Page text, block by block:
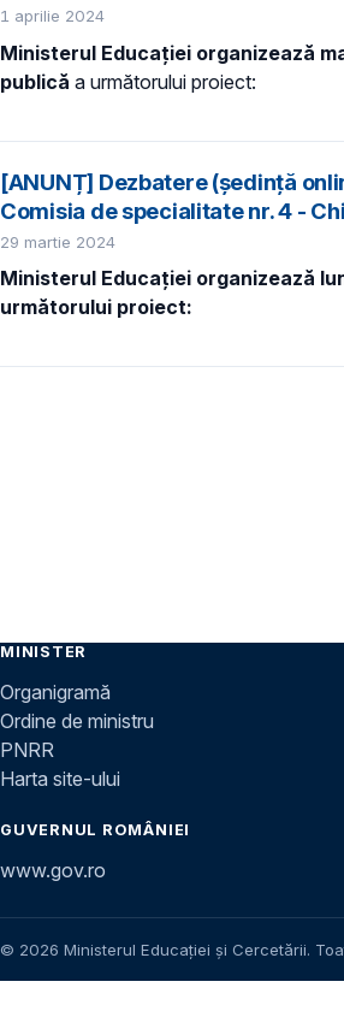
1 aprilie 2024
Ministerul Educației organizează
publică a următorului proiect:
[ANUNȚ] Dezbatere (ședință
Comisia de specialitate nr. 4 -
29 martie 2024
Ministerul Educației organizează
următorului proiect:
MINISTER
Organigramă
Ordine de ministru
PNRR
Harta site-ului
GUVERNUL ROMÂNIEI
www.gov.ro
© 2026 Ministerul Educației și Cercetării.